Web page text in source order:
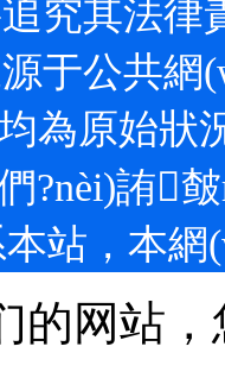
究其法律
源于公共
為原始狀
我們?nèi)
站，本
的网站